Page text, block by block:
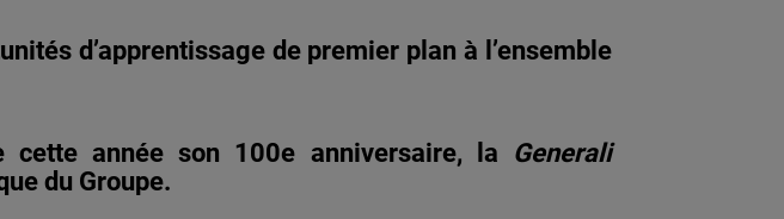
d’apprentissage de premier plan à l’ensemble
année son 100e anniversaire, la Generali
du Groupe.